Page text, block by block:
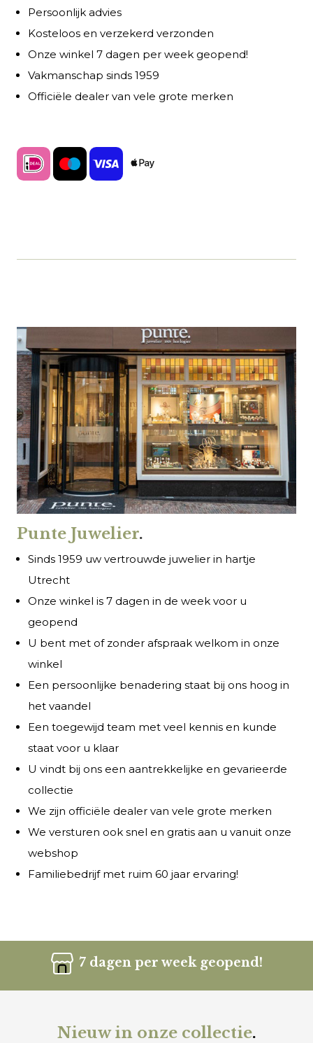
Persoonlijk advies
Kosteloos en verzekerd verzonden
Onze winkel 7 dagen per week geopend!
Vakmanschap sinds 1959
Officiële dealer van vele grote merken
Punte Juwelier.
Sinds 1959 uw vertrouwde juwelier in hartje
Utrecht
Onze winkel is 7 dagen in de week voor u
geopend
U bent met of zonder afspraak welkom in onze
winkel
Een persoonlijke benadering staat bij ons hoog in
het vaandel
Een toegewijd team met veel kennis en kunde
staat voor u klaar
U vindt bij ons een aantrekkelijke en gevarieerde
collectie
We zijn officiële dealer van vele grote merken
We versturen ook snel en gratis aan u vanuit onze
webshop
Familiebedrijf met ruim 60 jaar ervaring!
7 dagen per week geopend!
Nieuw in onze collectie.